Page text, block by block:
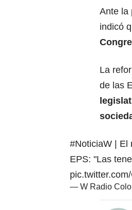
Ante la
indicó
La
de las
#NoticiaW |
EPS: "Las
— W Radio